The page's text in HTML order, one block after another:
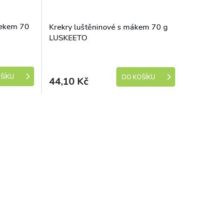
70
Krekry luštěninové s mákem 70 g
LUSKEETO
44,10 Kč DO KOŠÍKU